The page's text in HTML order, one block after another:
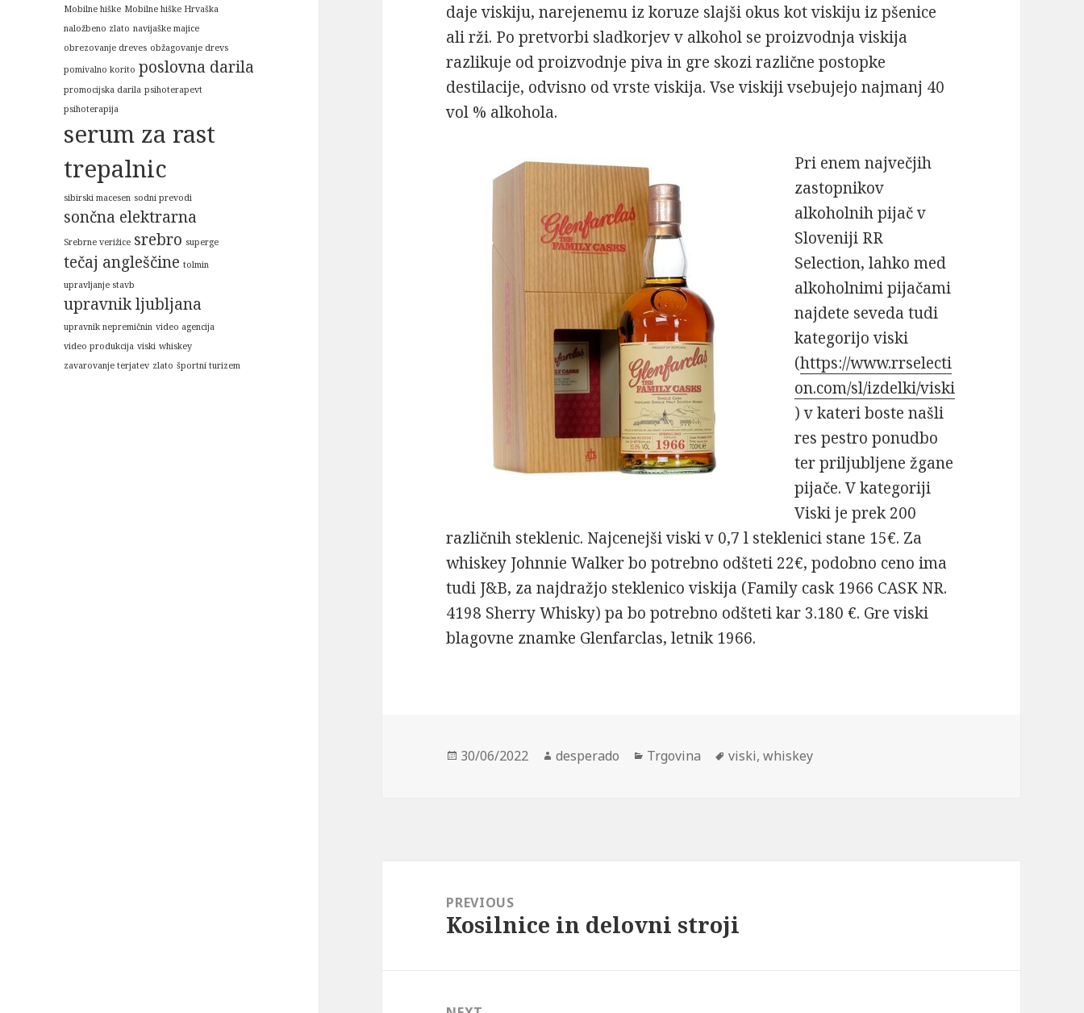
Mobilne hiške Mobilne hiške Hrvaška
naložbeno zlato navijaške majice
obrezovanje dreves obžagovanje drevs
pomivalno korito poslovna darila
promocijska darila psihoterapevt
psihoterapija
serum za rast
trepalnic
sibirski macesen sodni prevodi
sončna elektrarna
Srebrne verižice srebro superge
tečaj angleščine tolmin
upravljanje stavb
upravnik ljubljana
upravnik nepremičnin video agencija
video produkcija viski whiskey
zavarovanje terjatev zlato športni turizem
daje viskiju, narejenemu iz koruze slajši okus kot viskiju iz pšenice
ali rži. Po pretvorbi sladkorjev v alkohol se proizvodnja viskija
razlikuje od proizvodnje piva in gre skozi različne postopke
destilacije, odvisno od vrste viskija. Vse viskiji vsebujejo najmanj 40
vol % alkohola.
Pri enem največjih
zastopnikov
alkoholnih pijač v
Sloveniji RR
Selection, lahko med
alkoholnimi pijačami
najdete seveda tudi
kategorijo viski
(https://www.rrselecti
on.com/sl/izdelki/viski
) v kateri boste našli
res pestro ponudbo
ter priljubljene žgane
pijače. V kategoriji
Viski je prek 200
različnih steklenic. Najcenejši viski v 0,7 l steklenici stane 15€. Za
whiskey Johnnie Walker bo potrebno odšteti 22€, podobno ceno ima
tudi J&B, za najdražjo steklenico viskija (Family cask 1966 CASK NR.
4198 Sherry Whisky) pa bo potrebno odšteti kar 3.180 €. Gre viski
blagovne znamke Glenfarclas, letnik 1966.
Posted
30/06/2022 Author
desperado Categories
Trgovina Tags
viski,whiskey
navigationPREVIOUS
Previous
Kosilnice in delovni stroji